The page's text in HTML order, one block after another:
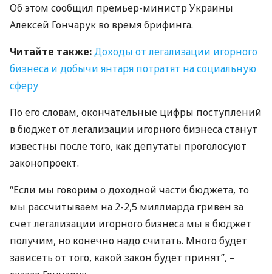
Об этом сообщил премьер-министр Украины
Алексей Гончарук во время брифинга.
Читайте также:Доходы от легализации игорного
бизнеса и добычи янтаря потратят на социальную
сферу
По его словам, окончательные цифры поступлений
в бюджет от легализации игорного бизнеса станут
известны после того, как депутаты проголосуют
законопроект.
“Если мы говорим о доходной части бюджета, то
мы рассчитываем на 2-2,5 миллиарда гривен за
счет легализации игорного бизнеса мы в бюджет
получим, но конечно надо считать. Много будет
зависеть от того, какой закон будет принят”, –